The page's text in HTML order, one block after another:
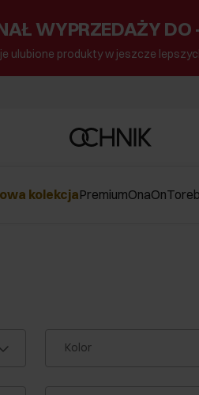
WYPRZEDAŻY DO
ulubione produkty w jeszcze
kolekcjaPremiumOnaOn
Kolor